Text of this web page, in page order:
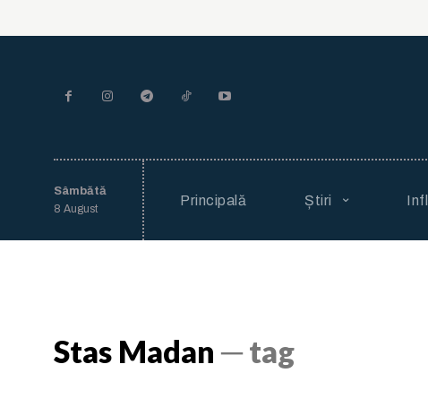
Sâmbătă
8 August
Principală Știri
Stas Madan─ tag